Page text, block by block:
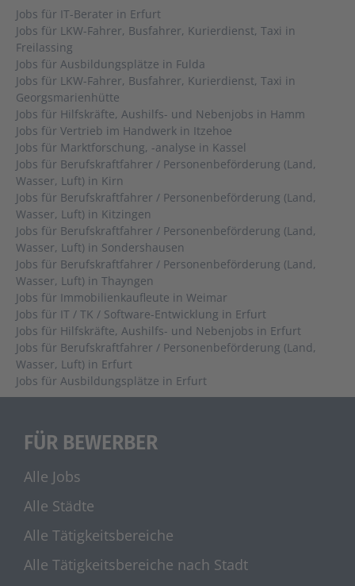
Jobs für IT-Berater in Erfurt
Jobs für LKW-Fahrer, Busfahrer, Kurierdienst, Taxi in
Freilassing
Jobs für Ausbildungsplätze in Fulda
Jobs für LKW-Fahrer, Busfahrer, Kurierdienst, Taxi in
Georgsmarienhütte
Jobs für Hilfskräfte, Aushilfs- und Nebenjobs in Hamm
Jobs für Vertrieb im Handwerk in Itzehoe
Jobs für Marktforschung, -analyse in Kassel
Jobs für Berufskraftfahrer / Personenbeförderung (Land,
Wasser, Luft) in Kirn
Jobs für Berufskraftfahrer / Personenbeförderung (Land,
Wasser, Luft) in Kitzingen
Jobs für Berufskraftfahrer / Personenbeförderung (Land,
Wasser, Luft) in Sondershausen
Jobs für Berufskraftfahrer / Personenbeförderung (Land,
Wasser, Luft) in Thayngen
Jobs für Immobilienkaufleute in Weimar
Jobs für IT / TK / Software-Entwicklung in Erfurt
Jobs für Hilfskräfte, Aushilfs- und Nebenjobs in Erfurt
Jobs für Berufskraftfahrer / Personenbeförderung (Land,
Wasser, Luft) in Erfurt
Jobs für Ausbildungsplätze in Erfurt
FÜR BEWERBER
Alle Jobs
Alle Städte
Alle Tätigkeitsbereiche
Alle Tätigkeitsbereiche nach Stadt